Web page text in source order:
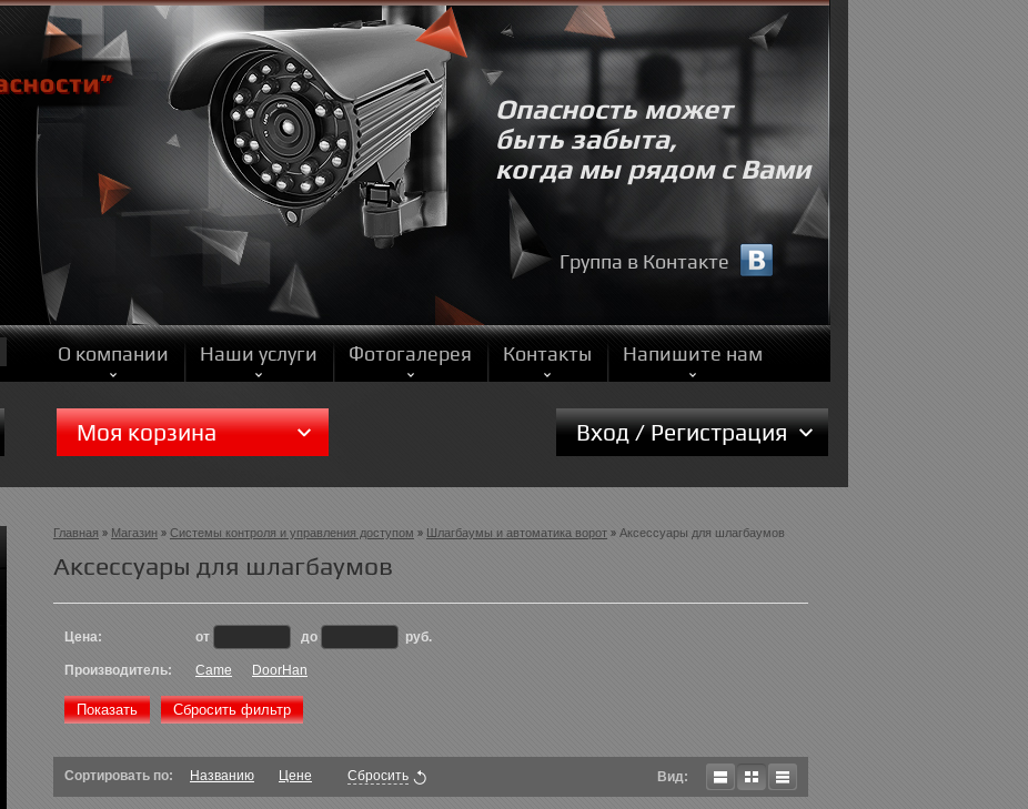
Опасность может
быть забыта,
когда мы рядом с Вами
Группа в Контакте
О компании Наши услуги Фотогалерея Контакты Напишите нам
Моя корзина Вход / Регистрация
Главная Магазин Системы контроля и управления доступом Шлагбаумы и автоматика ворот Аксессуары для шлагбаумов
Аксессуары для шлагбаумов
Цена: от до руб.
Производитель: Came DoorHan
Показать Сбросить фильтр
Сортировать по: Названию Цене Сбросить Вид: